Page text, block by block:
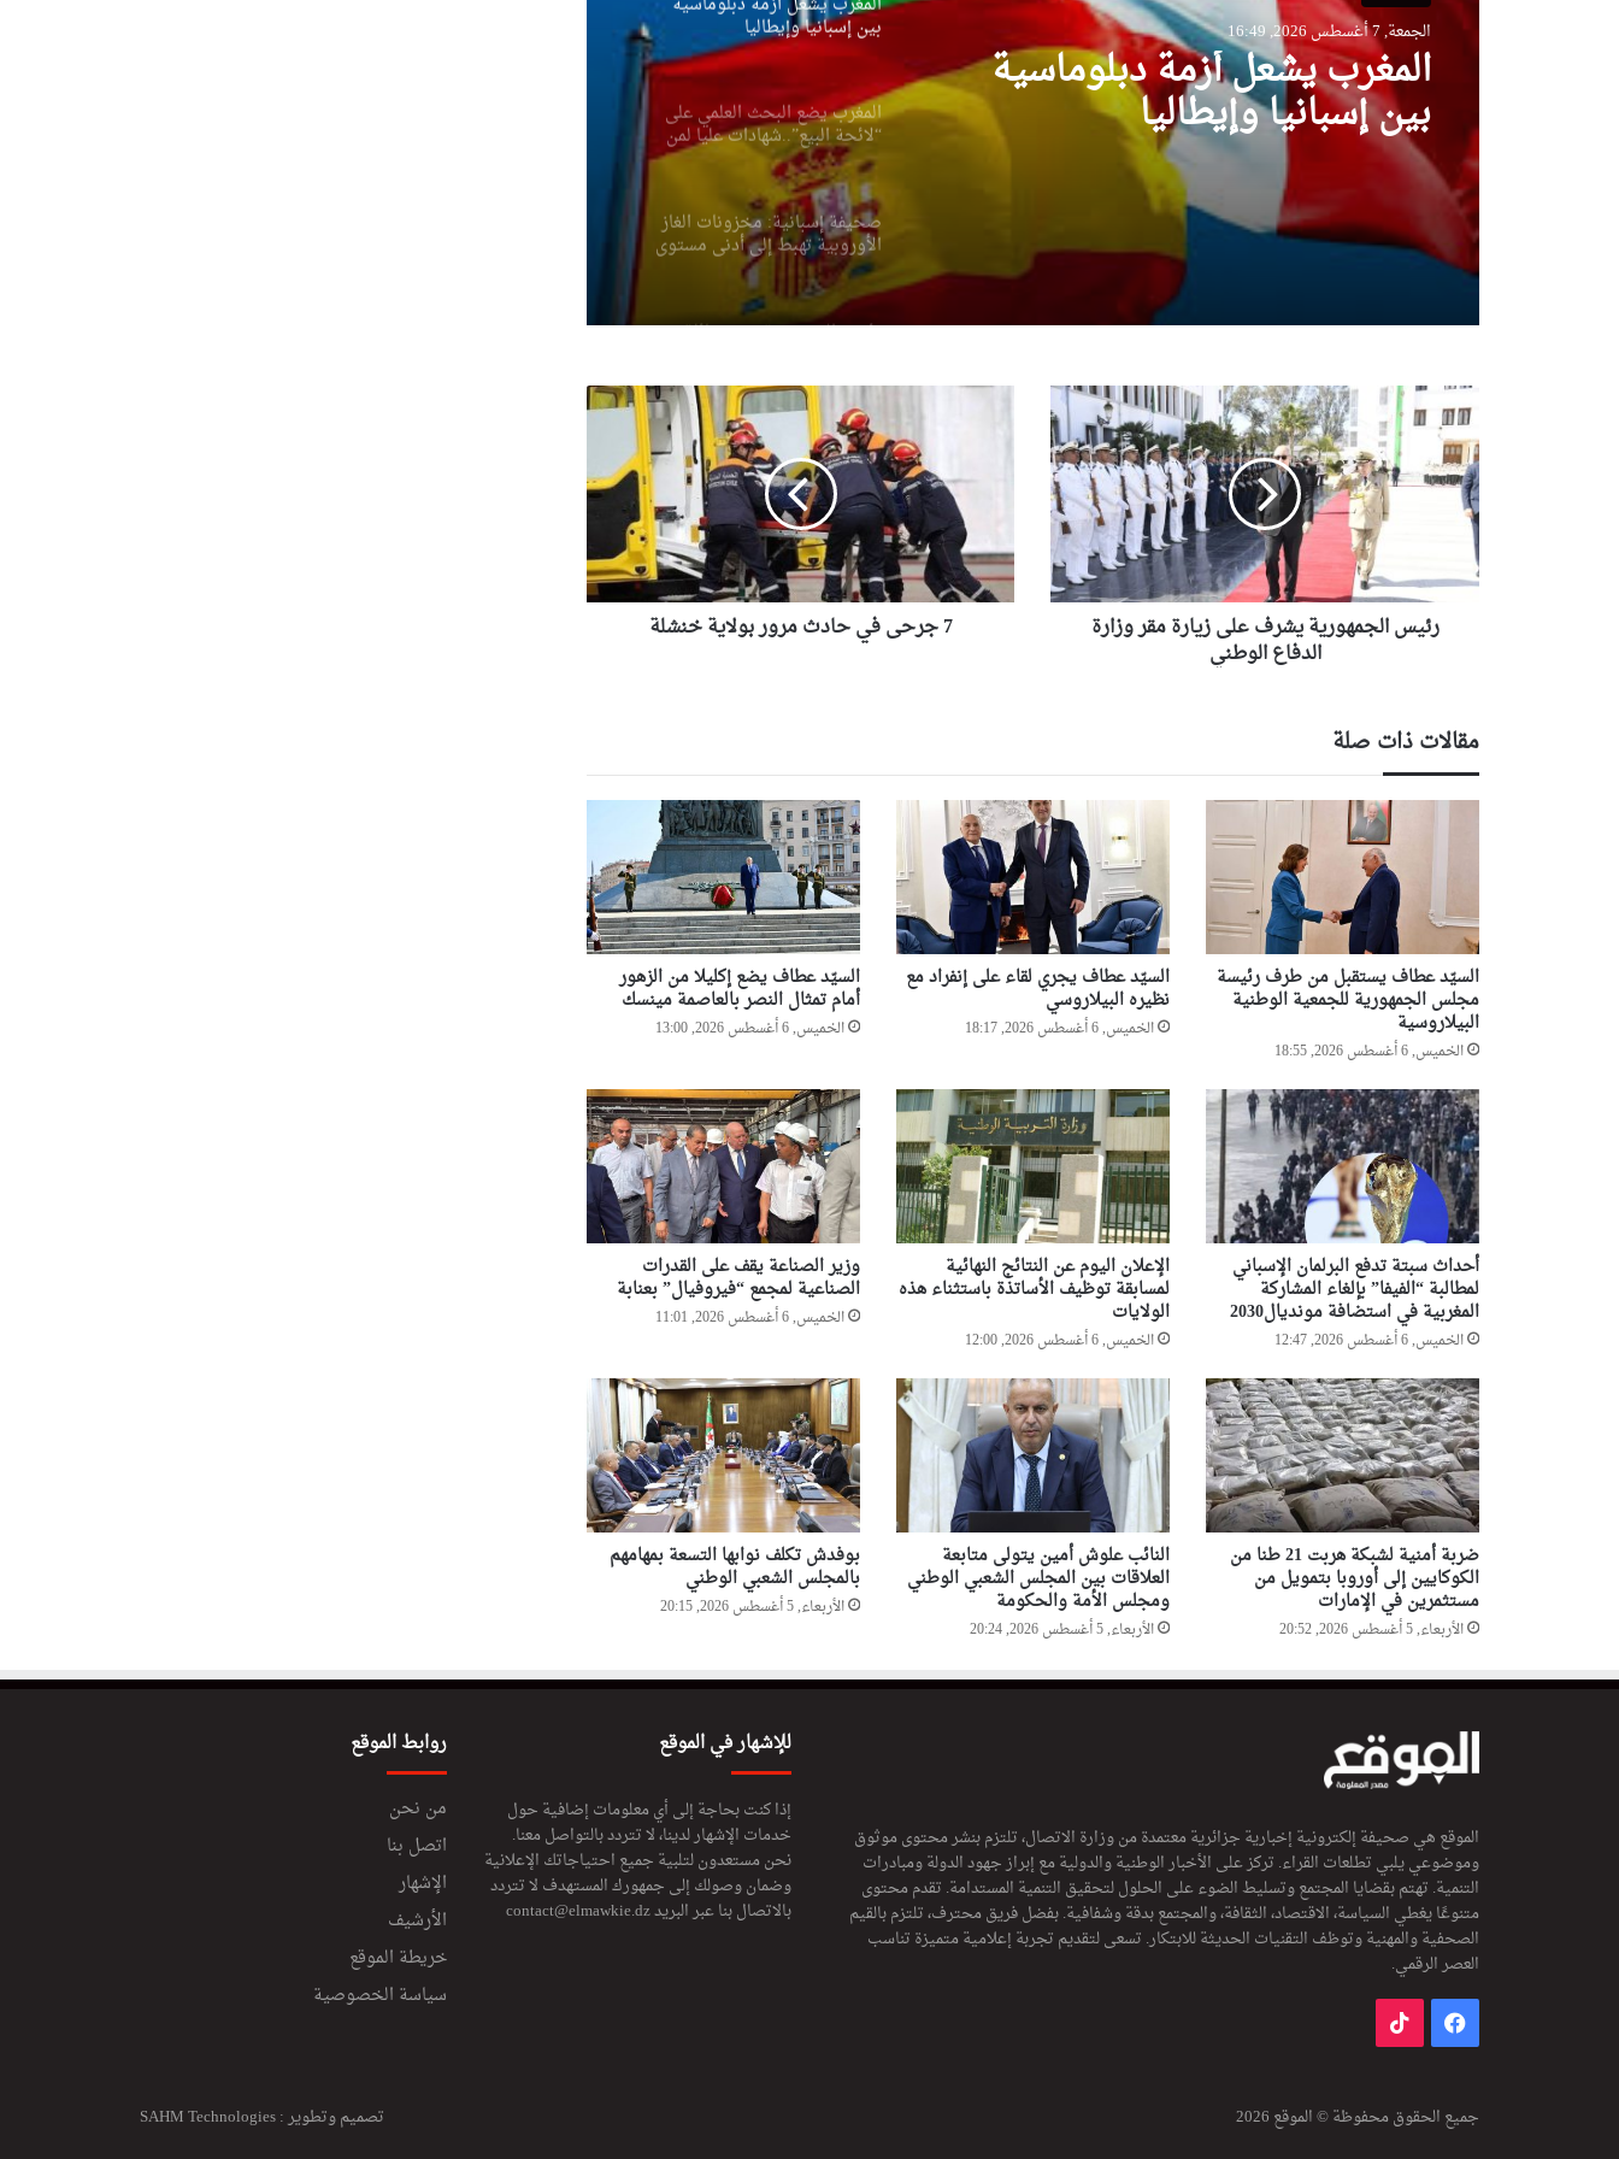
الجمعة, 7 أغسطس 2026, 16:49
المغرب يشعل أزمة دبلوماسية
بين إسبانيا وإيطاليا
بين إسبانيا وإيطاليا
المغرب يضع البحث العلمي على
“لائحة البيع”..شهادات عليا لمن
يملك المال فقط
صحيفة إسبانية: مخزونات الغاز
الأوروبية تهبط إلى أدنى مستوى
منذ عام 2011
رئيس الجمهورية يعزي عائلة
إبراهيم “كعباش”
بتوجيهات من وزير الداخلية
..انطلاق حملة وطنية واسعة
للنظافة عبر مختلف ولايات
الوطن
وزير المجاهدين يطمئن على
الحالة الصحية للمجاهدة زهية
خرف الله
وزارة الصحة سخرت جميع
الإمكانيات للتكفل بمصابي حادثي
قسنطينة وتيارت
السيّد عطاف يزور متحف الحرب
الوطنية العظمى ” النصر”
بالعاصمة مينسك
رئيس حكومة مالي: لا توجد أزمة
مع الجزائر وهناك تقارب تام في
وجهات النظر مع الرئيس تبون
المغرب يشعل أزمة دبلوماسية
بين إسبانيا وإيطاليا
المغرب يضع البحث العلمي على
“لائحة البيع”..شهادات عليا لمن
يملك المال فقط
صحيفة إسبانية: مخزونات الغاز
رئيس الجمهورية يعزي عائلة
الشيخ سعيد الحاج محمد بن
إبراهيم “كعباش”
رئيس
الجمهورية
يشرف
على
زيارة
مقر
وزارة
الدفاع
رئيس الجمهورية يشرف على زيارة مقر وزارة
الدفاع الوطني
خنشلة
7 جرحى في حادث مرور بولاية خنشلة
مقالات ذات صلة
السيّد عطاف يستقبل من طرف رئيسة
مجلس الجمهورية للجمعية الوطنية
البيلاروسية
الخميس, 6 أغسطس 2026, 18:55
السيّد عطاف يجري لقاء على إنفراد مع
نظيره البيلاروسي
الخميس, 6 أغسطس 2026, 18:17
السيّد عطاف يضع إكليلا من الزهور
أمام تمثال النصر بالعاصمة مينسك
الخميس, 6 أغسطس 2026, 13:00
أحداث سبتة تدفع البرلمان الإسباني
لمطالبة “الفيفا” بإلغاء المشاركة
المغربية في استضافة مونديال2030
الخميس, 6 أغسطس 2026, 12:47
الإعلان اليوم عن النتائج النهائية
لمسابقة توظيف الأساتذة باستثناء هذه
الولايات
الخميس, 6 أغسطس 2026, 12:00
وزير الصناعة يقف على القدرات
الصناعية لمجمع “فيروفيال” بعنابة
الخميس, 6 أغسطس 2026, 11:01
ضربة أمنية لشبكة هربت 21 طنا من
الكوكايين إلى أوروبا بتمويل من
مستثمرين في الإمارات
الأربعاء, 5 أغسطس 2026, 20:52
النائب علوش أمين يتولى متابعة
العلاقات بين المجلس الشعبي الوطني
ومجلس الأمة والحكومة
الأربعاء, 5 أغسطس 2026, 20:24
بوفدش تكلف نوابها التسعة بمهامهم
بالمجلس الشعبي الوطني
الأربعاء, 5 أغسطس 2026, 20:15
الموقع هي صحيفة إلكترونية إخبارية جزائرية معتمدة من وزارة الاتصال، تلتزم بنشر محتوى موثوق
وموضوعي يلبي تطلعات القراء. تركز على الأخبار الوطنية والدولية مع إبراز جهود الدولة ومبادرات
التنمية. تهتم بقضايا المجتمع وتسليط الضوء على الحلول لتحقيق التنمية المستدامة. تقدم محتوى
متنوعًا يغطي السياسة، الاقتصاد، الثقافة، والمجتمع بدقة وشفافية. بفضل فريق محترف، تلتزم بالقيم
الصحفية والمهنية وتوظف التقنيات الحديثة للابتكار. تسعى لتقديم تجربة إعلامية متميزة تناسب
العصر الرقمي.
فيسبوك‫TikTok
للإشهار في الموقع
إذا كنت بحاجة إلى أي معلومات إضافية حول
خدمات الإشهار لدينا، لا تتردد بالتواصل معنا.
نحن مستعدون لتلبية جميع احتياجاتك الإعلانية
وضمان وصولك إلى جمهورك المستهدف لا تتردد
بالاتصال بنا عبر البريدcontact@elmawkie.dz
روابط الموقع
من نحن
اتصل بنا
الإشهار
الأرشيف
خريطة الموقع
سياسة الخصوصية
جميع الحقوق محفوظة © الموقع 2026 تصميم وتطوير :SAHM Technologies